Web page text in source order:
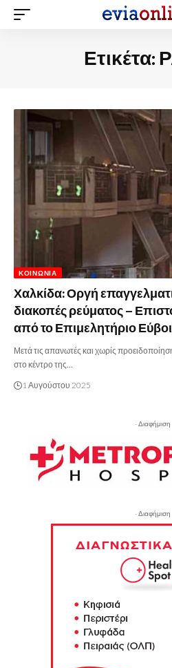
Ετικέτα:
ΚΟΙΝΩΝΊΑ
Χαλκίδα: Οργή
διακοπές ρεύματος –
από το Επιμελητήριο
Μετά τις απανωτές και χωρίς
στο κέντρο της…
1 Αυγούστου 2025
- Διαφήμιση
- Διαφήμιση